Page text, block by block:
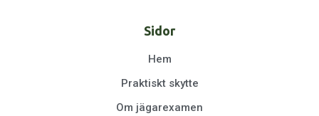
Sidor
Hem
Praktiskt skytte
Om jägarexamen